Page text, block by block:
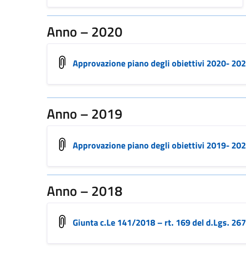
Anno – 2020
Approvazione piano degli obiettivi 2020-
Anno – 2019
Approvazione piano degli obiettivi 2019-
Anno – 2018
Giunta c.Le 141/2018 – rt. 169 del d.Lgs.